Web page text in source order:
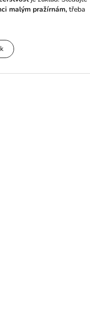
malým pražírnám, třeba